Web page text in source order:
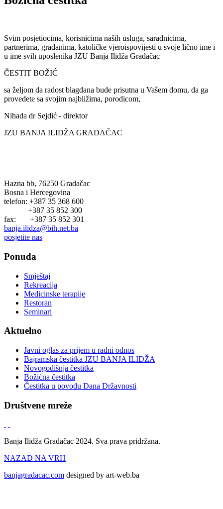
Svim posjetiocima, korisnicima naših usluga, saradnicima,
partnerima, građanima, katoličke vjeroispovijesti u svoje lično ime i
u ime svih uposlenika JZU Banja Ilidža Gradačac
ČESTIT BOŽIĆ
sa željom da radost blagdana bude prisutna u Vašem domu, da ga
provedete sa svojim najbližima, porodicom,
Nihada dr Sejdić - direktor
JZU BANJA ILIDŽA GRADAČAC
Hazna bb, 76250 Gradačac
Bosna i Hercegovina
telefon: +387 35 368 600
+387 35 852 300
fax: +387 35 852 301
banja.ilidza@bih.net.ba
posjetite nas
Ponuda
Smještaj
Rekreacija
Medicinske terapije
Restoran
Seminari
Aktuelno
Javni oglas za prijem u radni odnos
Bajramska čestitka JZU BANJA ILIDŽA
Novogodišnja čestitka
Božićna čestitka
Čestitka u povodu Dana Državnosti
Društvene mreže
Banja Ilidža Gradačac 2024. Sva prava pridržana.
NAZAD NA VRH
banjagradacac.com designed by art-web.ba